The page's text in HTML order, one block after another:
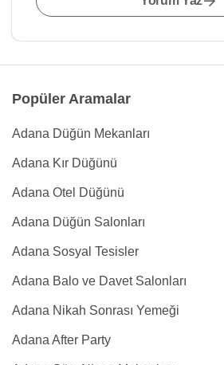
Popüler Aramalar
Adana Düğün Mekanları
Adana Kır Düğünü
Adana Otel Düğünü
Adana Düğün Salonları
Adana Sosyal Tesisler
Adana Balo ve Davet Salonları
Adana Nikah Sonrası Yemeği
Adana After Party